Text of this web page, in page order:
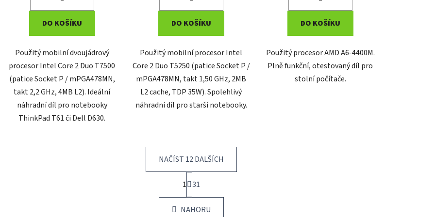
DO KOŠÍKU
Použitý mobilní dvoujádrový
procesor Intel Core 2 Duo T7500
(patice Socket P / mPGA478MN,
takt 2,2 GHz, 4MB L2). Ideální
náhradní díl pro notebooky
ThinkPad T61 či Dell D630.
DO KOŠÍKU
Použitý mobilní procesor Intel
Core 2 Duo T5250 (patice Socket P /
mPGA478MN, takt 1,50 GHz, 2MB
L2 cache, TDP 35W). Spolehlivý
náhradní díl pro starší notebooky.
DO KOŠÍKU
Použitý procesor AMD A6-4400M.
Plně funkční, otestovaný díl pro
stolní počítače.
O
v
l
NAČÍST 12 DALŠÍCH
S
t
r
n
1 31
NAHORU